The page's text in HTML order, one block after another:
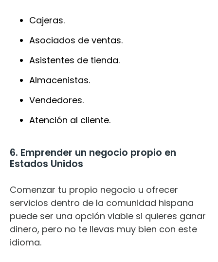
Cajeras.
Asociados de ventas.
Asistentes de tienda.
Almacenistas.
Vendedores.
Atención al cliente.
6. Emprender un negocio propio en
Estados Unidos
Comenzar tu propio negocio u ofrecer
servicios dentro de la comunidad hispana
puede ser una opción viable si quieres ganar
dinero, pero no te llevas muy bien con este
idioma.